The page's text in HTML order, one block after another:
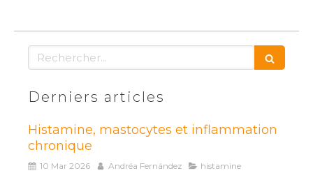
Rechercher
Derniers articles
Histamine, mastocytes et inflammation
chronique
10 Mar 2026 Andréa Fernández histamine